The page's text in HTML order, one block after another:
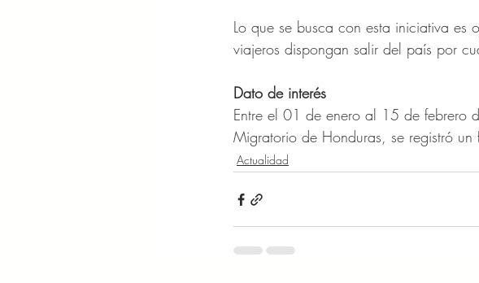
Lo que se busca con esta iniciativa es
viajeros dispongan salir del país por
Dato de interés
Entre el 01 de enero al 15 de febrero
Migratorio de Honduras, se registró
Actualidad